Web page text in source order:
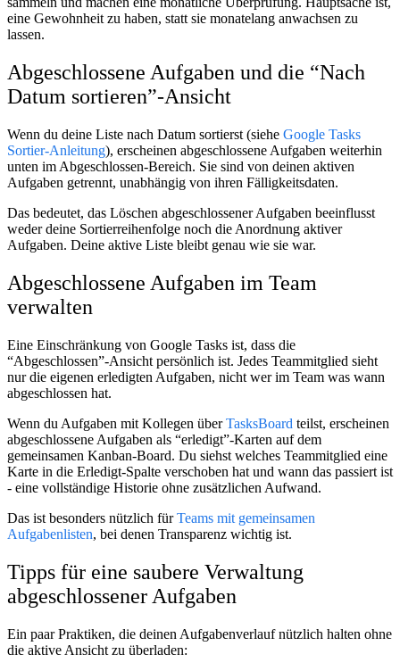
eine Gewohnheit zu haben, statt sie monatelang anwachsen zu
lassen.
Abgeschlossene Aufgaben und die “Nach
Datum sortieren”-Ansicht
Wenn du deine Liste nach Datum sortierst (siehe Google Tasks
Sortier-Anleitung), erscheinen abgeschlossene Aufgaben weiterhin
unten im Abgeschlossen-Bereich. Sie sind von deinen aktiven
Aufgaben getrennt, unabhängig von ihren Fälligkeitsdaten.
Das bedeutet, das Löschen abgeschlossener Aufgaben beeinflusst
weder deine Sortierreihenfolge noch die Anordnung aktiver
Aufgaben. Deine aktive Liste bleibt genau wie sie war.
Abgeschlossene Aufgaben im Team
verwalten
Eine Einschränkung von Google Tasks ist, dass die
“Abgeschlossen”-Ansicht persönlich ist. Jedes Teammitglied sieht
nur die eigenen erledigten Aufgaben, nicht wer im Team was wann
abgeschlossen hat.
Wenn du Aufgaben mit Kollegen überTasksBoard teilst, erscheinen
abgeschlossene Aufgaben als “erledigt”-Karten auf dem
gemeinsamen Kanban-Board. Du siehst welches Teammitglied eine
Karte in die Erledigt-Spalte verschoben hat und wann das passiert ist
- eine vollständige Historie ohne zusätzlichen Aufwand.
Das ist besonders nützlich fürTeams mit gemeinsamen
Aufgabenlisten, bei denen Transparenz wichtig ist.
Tipps für eine saubere Verwaltung
abgeschlossener Aufgaben
Ein paar Praktiken, die deinen Aufgabenverlauf nützlich halten ohne
die aktive Ansicht zu überladen: